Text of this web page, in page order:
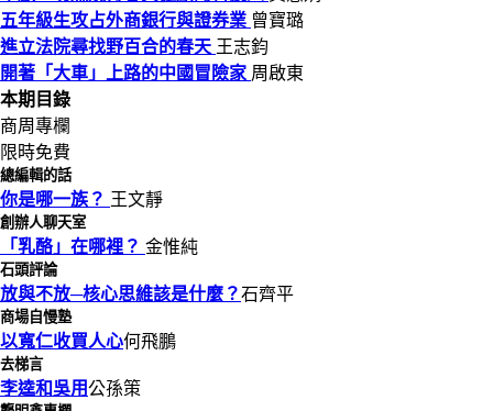
五年級生攻占外商銀行與證券業 曾寶璐
進立法院尋找野百合的春天 王志鈞
開著「大車」上路的中國冒險家 周啟東
本期目錄
商周專欄
限時免費
總編輯的話
你是哪一族？ 王文靜
創辦人聊天室
「乳酪」在哪裡？ 金惟純
石頭評論
放與不放─核心思維該是什麼？石齊平
商場自慢塾
以寬仁收買人心何飛鵬
去梯言
李逵和吳用公孫策